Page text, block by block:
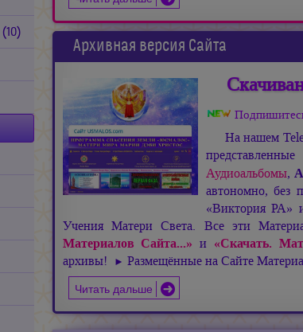
(10)
Архивная версия Сайта
На нашем
Аудиоальбомы,
автономно, без
«Виктория РА»
Учения Матери Света. Все эти
Материалов Сайта...» и «Скачать.
архивы!
► Размещённые на Сайте
Читать дальше